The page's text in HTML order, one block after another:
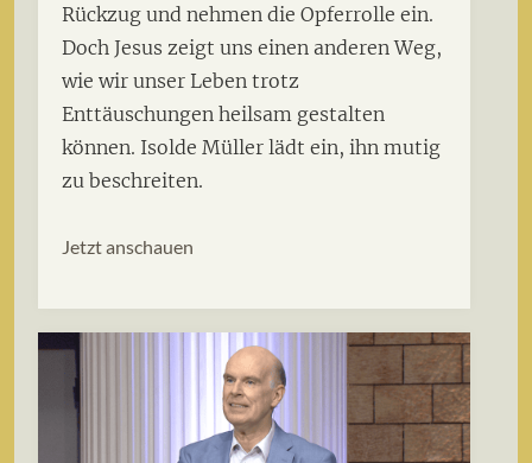
Rückzug und nehmen die Opferrolle ein.
Doch Jesus zeigt uns einen anderen Weg,
wie wir unser Leben trotz
Enttäuschungen heilsam gestalten
können. Isolde Müller lädt ein, ihn mutig
zu beschreiten.
Jetzt anschauen